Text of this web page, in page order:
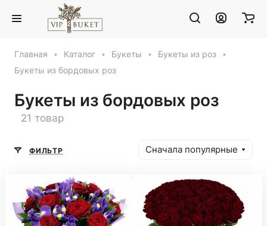
Главная Каталог Букеты
Букеты из роз
Букеты из бордовых роз
Букеты из бордовых роз
21 товар
ФИЛЬТР Сначала популярные